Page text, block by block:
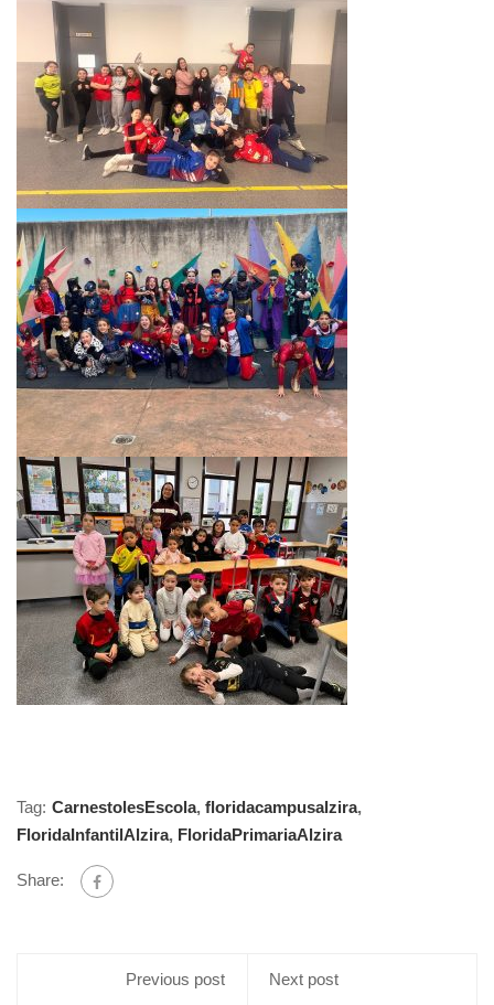
Tag: CarnestolesEscola, floridacampusalzira,
FloridaInfantilAlzira, FloridaPrimariaAlzira
Share:
Previous post
Next post